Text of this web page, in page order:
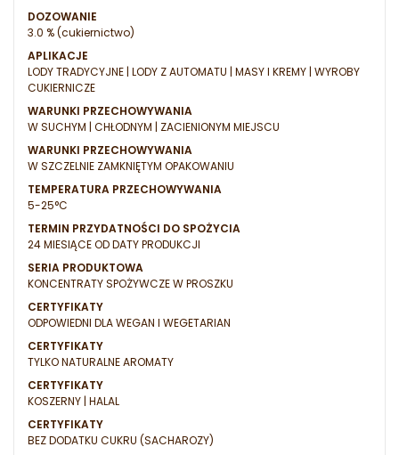
DOZOWANIE
3.0 % (cukiernictwo)
APLIKACJE
LODY TRADYCYJNE | LODY Z AUTOMATU | MASY I KREMY | WYROBY
CUKIERNICZE
WARUNKI PRZECHOWYWANIA
W SUCHYM | CHŁODNYM | ZACIENIONYM MIEJSCU
WARUNKI PRZECHOWYWANIA
W SZCZELNIE ZAMKNIĘTYM OPAKOWANIU
TEMPERATURA PRZECHOWYWANIA
5-25°C
TERMIN PRZYDATNOŚCI DO SPOŻYCIA
24 MIESIĄCE OD DATY PRODUKCJI
SERIA PRODUKTOWA
KONCENTRATY SPOŻYWCZE W PROSZKU
CERTYFIKATY
ODPOWIEDNI DLA WEGAN I WEGETARIAN
CERTYFIKATY
TYLKO NATURALNE AROMATY
CERTYFIKATY
KOSZERNY | HALAL
CERTYFIKATY
BEZ DODATKU CUKRU (SACHAROZY)